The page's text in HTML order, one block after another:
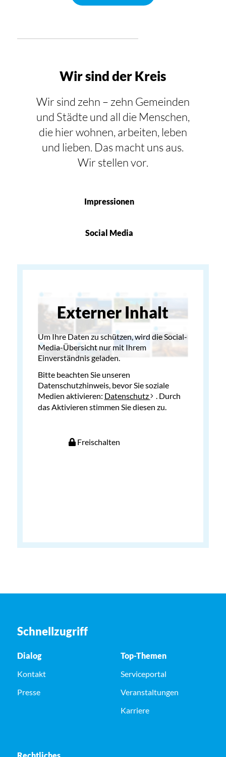
Wir sind der Kreis
Wir sind zehn – zehn Gemeinden
und Städte und all die Menschen,
die hier wohnen, arbeiten, leben
und lieben. Das macht uns aus.
Wir stellen vor.
Impressionen
Social Media
Externer Inhalt
Um Ihre Daten zu schützen, wird die Social-
Media-Übersicht nur mit Ihrem
Einverständnis geladen.
Bitte beachten Sie unseren
Datenschutzhinweis, bevor Sie soziale
Medien aktivieren: Datenschutz
. Durch
das Aktivieren stimmen Sie diesen zu.
Freischalten
Schnellzugriff
Dialog
Kontakt
Presse
Top-Themen
Serviceportal
Veranstaltungen
Karriere